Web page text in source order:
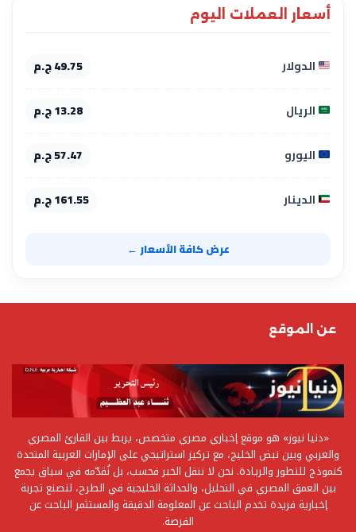
أسعار العملات اليوم
الدولار 49.75 ج.م
الريال 13.28 ج.م
اليورو 57.47 ج.م
الدينار 161.55 ج.م
عرض كافة الأسعار ←
عن الموقع
«دنيا نيوز» هو موقع إخباري مصري متخصص، يربط بين القارئ المصري
والعربي وبين نبض الخليج، مع تركيز استراتيجي على الإمارات العربية المتحدة
كنموذج للتطور والريادة. نحن لا ننقل الخبر فحسب، بل نُقدّمه في سياق يجمع
بين العمق المصري في التحليل، والحداثة الخليجية في الطرح، لنصنع تجربة
إخبارية فريدة تخدم الباحث عن المعلومة الدقيقة والمستثمر الباحث عن
الفرصة.